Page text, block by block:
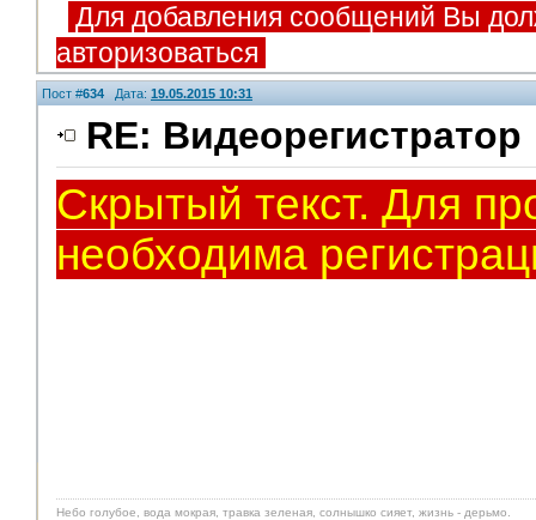
Для добавления сообщений Вы
авторизоваться
Пост #634Дата: 19.05.2015 10:31
RE: Видеорегистратор
Скрытый текст. Для
необходима
Небо голубое, вода мокрая, травка зеленая, солнышко сияет, жизнь - дерьмо.